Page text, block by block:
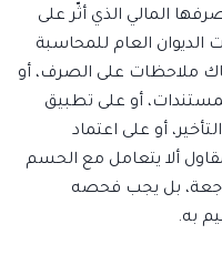
المالي الذي أثّر على
العام للمحاسبة
ملاحظات على الصرف، أو
أو على تطبيق
أو على اعتماد
ألا يتعامل مع الحسم
بل يجب فحصه
به.